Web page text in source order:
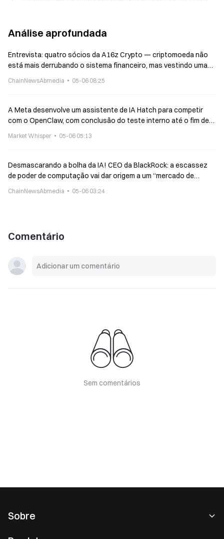
Análise aprofundada
Entrevista: quatro sócios da A16z Crypto — criptomoeda não
está mais derrubando o sistema financeiro, mas vestindo uma
ChainNewsAbmedia 05-06 08:25
A Meta desenvolve um assistente de IA Hatch para competir
com o OpenClaw, com conclusão do teste interno até o fim de
Market Whisper 05-06 05:13
Desmascarando a bolha da IA! CEO da BlackRock: a escassez
de poder de computação vai dar origem a um “mercado de
ChainNewsAbmedia 05-06 03:24
Comentário
Sem comentários
Sobre